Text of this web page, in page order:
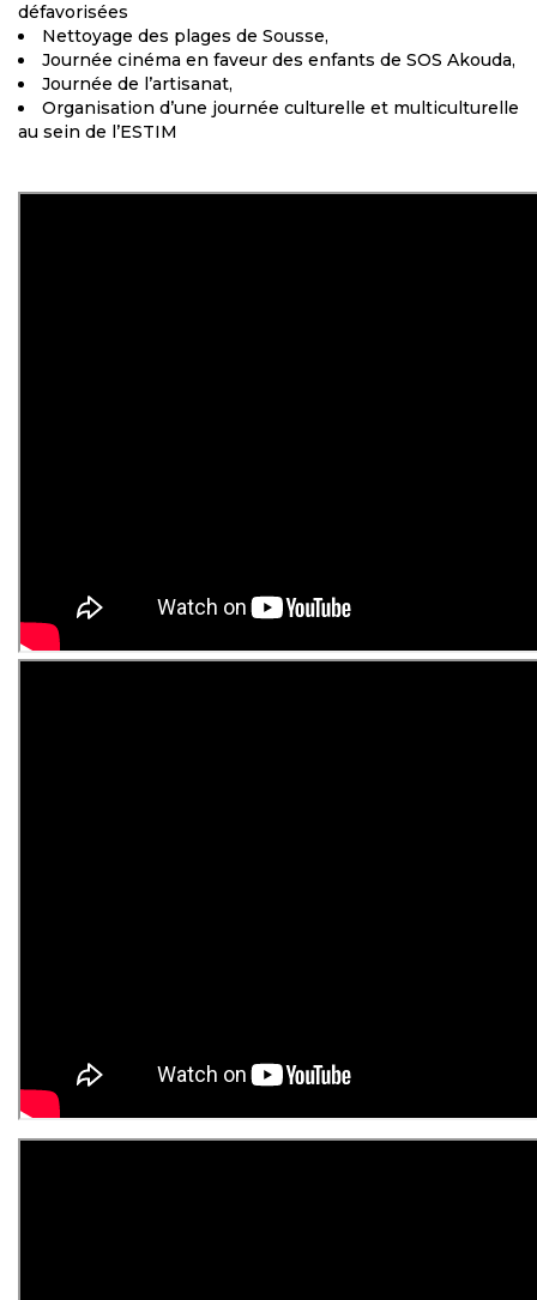
défavorisées
Nettoyage des plages de Sousse,
Journée cinéma en faveur des enfants de SOS Akouda,
Journée de l’artisanat,
Organisation d’une journée culturelle et multiculturelle
au sein de l’ESTIM